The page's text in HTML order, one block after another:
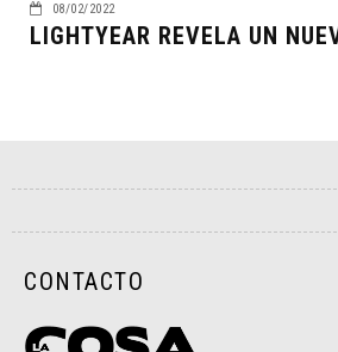
08/02/2022
LIGHTYEAR REVELA UN
CONTACTO